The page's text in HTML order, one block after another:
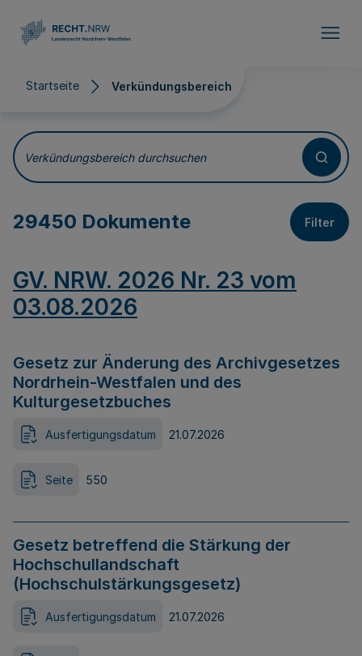
Startseite Verkündungsbereich
Verkündungsbereich
Verkündungsbereich durchsuchen
29450 Dokumente Filter
GV. NRW. 2026 Nr. 23 vom
03.08.2026
Gesetz zur Änderung des Archivgesetzes
Nordrhein-Westfalen und des
Kulturgesetzbuches
Ausfertigungsdatum 21.07.2026
Seite 550
Gesetz betreffend die Stärkung der
Hochschullandschaft
(Hochschulstärkungsgesetz)
Ausfertigungsdatum 21.07.2026